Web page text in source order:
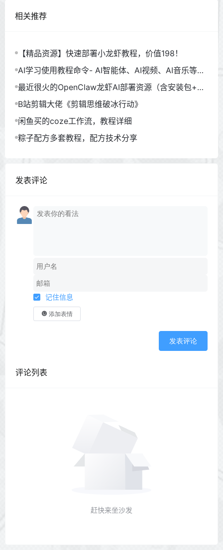
相关推荐
【精品资源】快速部署小龙虾教程，价值198！
AI学习使用教程命令- AI智能体、AI视频、AI音乐等
（930GB）
最近很火的OpenClaw龙虾AI部署资源（含安装包+教
程）
B站剪辑大佬《剪辑思维破冰行动》
闲鱼买的coze工作流，教程详细
粽子配方多套教程，配方技术分享
发表评论
记住信息
添加表情
发表评论
评论列表
赶快来坐沙发